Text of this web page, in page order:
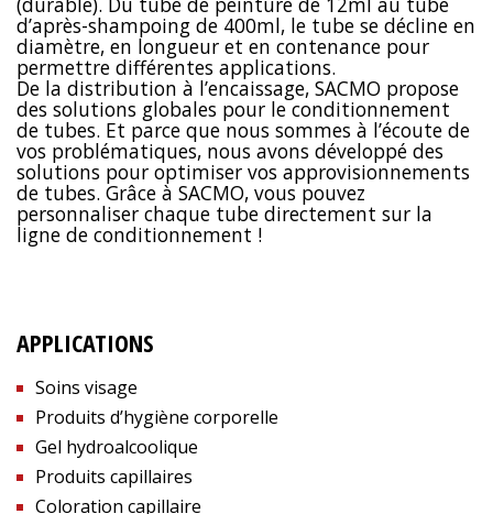
d’après-shampoing de 400ml, le tube se décline en
diamètre, en longueur et en contenance pour
permettre différentes applications.
De la distribution à l’encaissage, SACMO propose
des solutions globales pour le conditionnement
de tubes. Et parce que nous sommes à l’écoute de
vos problématiques, nous avons développé des
solutions pour optimiser vos approvisionnements
de tubes. Grâce à SACMO, vous pouvez
personnaliser chaque tube directement sur la
ligne de conditionnement !
APPLICATIONS
Soins visage
Produits d’hygiène corporelle
Gel hydroalcoolique
Produits capillaires
Coloration capillaire